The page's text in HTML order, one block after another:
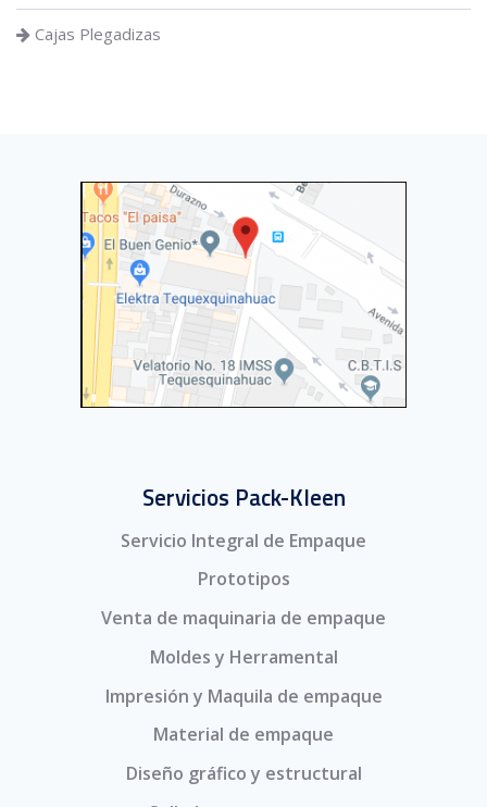
Cajas Plegadizas
Servicios Pack-Kleen
Servicio Integral de Empaque
Prototipos
Venta de maquinaria de empaque
Moldes y Herramental
Impresión y Maquila de empaque
Material de empaque
Diseño gráfico y estructural